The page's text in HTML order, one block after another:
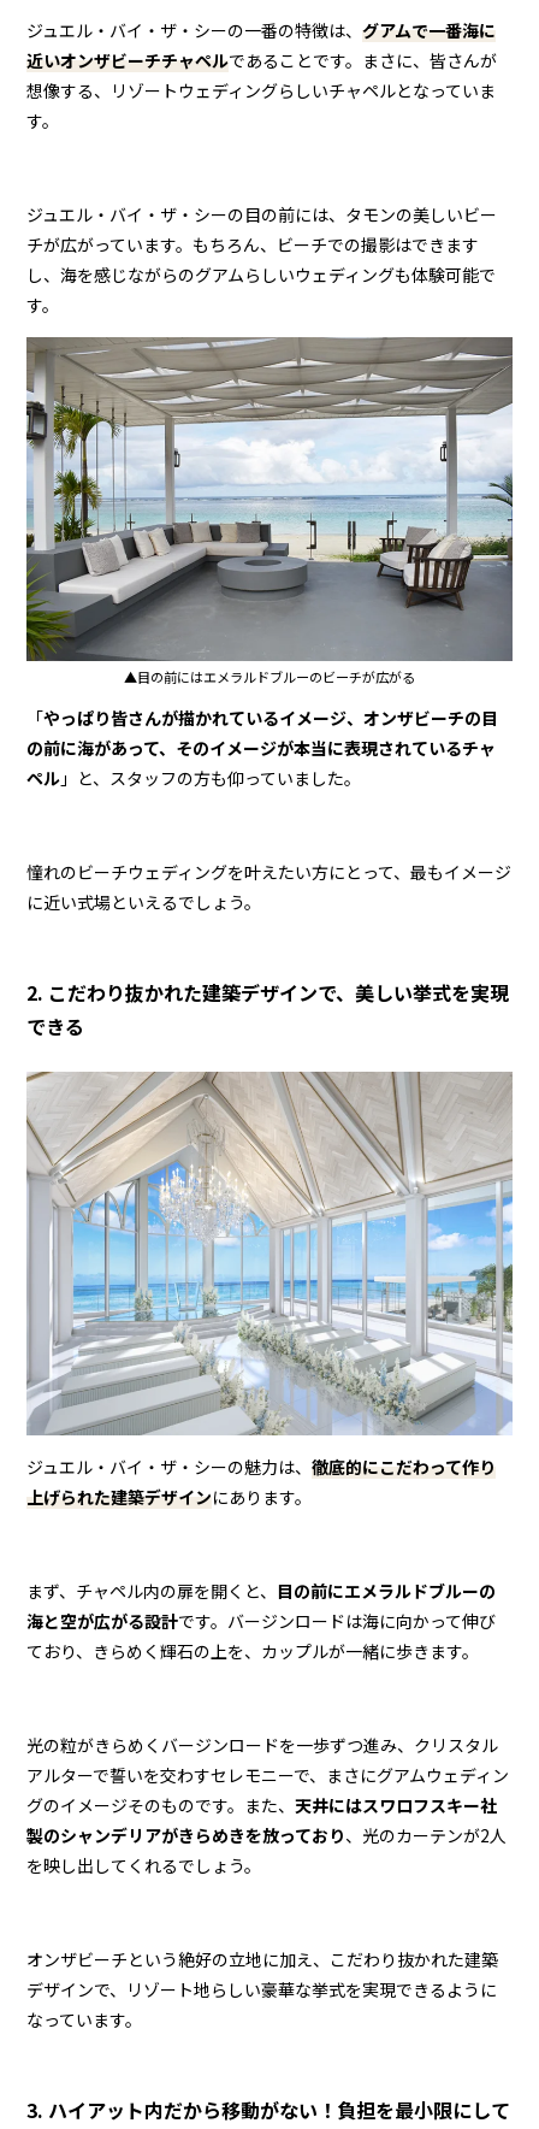
ジュエル・バイ・ザ・シーの一番の特徴は、グアムで一番海に
近いオンザビーチチャペルであることです。まさに、皆さんが
想像する、リゾートウェディングらしいチャペルとなっていま
す。
ジュエル・バイ・ザ・シーの目の前には、タモンの美しいビー
チが広がっています。もちろん、ビーチでの撮影はできます
し、海を感じながらのグアムらしいウェディングも体験可能で
す。
▲目の前にはエメラルドブルーのビーチが広がる
「やっぱり皆さんが描かれているイメージ、オンザビーチの目
の前に海があって、そのイメージが本当に表現されているチャ
ペル 」と、スタッフの方も仰っていました。
憧れのビーチウェディングを叶えたい方にとって、最もイメージ
に近い式場といえるでしょう。
2. こだわり抜かれた建築デザインで、美しい挙式を実現
できる
ジュエル・バイ・ザ・シーの魅力は、徹底的にこだわって作り
上げられた建築デザインにあります。
まず、チャペル内の扉を開くと、 目の前にエメラルドブルーの
海と空が広がる設計です。バージンロードは海に向かって伸び
ており、きらめく輝石の上を、カップルが一緒に歩きます。
光の粒がきらめくバージンロードを一歩ずつ進み、クリスタル
アルターで誓いを交わすセレモニーで、まさにグアムウェディン
グのイメージそのものです。また、天井にはスワロフスキー社
製のシャンデリアがきらめきを放っており、光のカーテンが2人
を映し出してくれるでしょう。
オンザビーチという絶好の立地に加え、こだわり抜かれた建築
デザインで、リゾート地らしい豪華な挙式を実現できるように
なっています。
3. ハイアット内だから移動がない！負担を最小限にして